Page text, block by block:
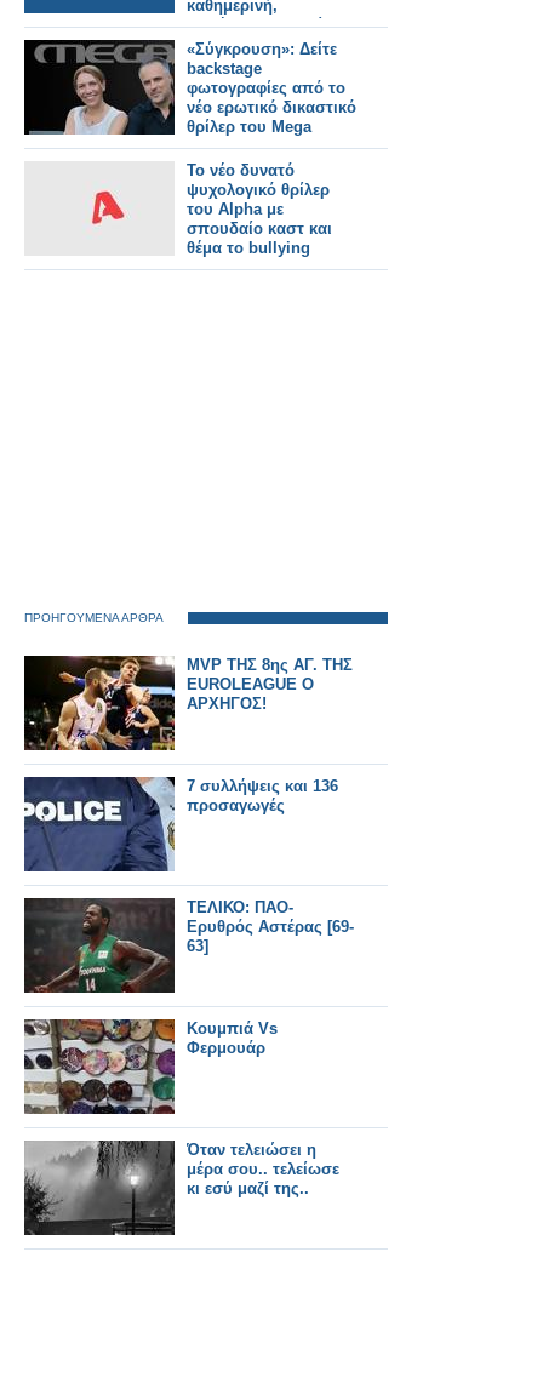
καθημερινή,
απλήρωτη εργασία
του φαρμακοποιού
«Σύγκρουση»: Δείτε
backstage
φωτογραφίες από το
νέο ερωτικό δικαστικό
θρίλερ του Mega
Το νέο δυνατό
ψυχολογικό θρίλερ
του Alpha με
σπουδαίο καστ και
θέμα το bullying
ΠΡΟΗΓΟΥΜΕΝΑ ΑΡΘΡΑ
MVP ΤΗΣ 8ης ΑΓ. ΤΗΣ
EUROLEAGUE Ο
ΑΡΧΗΓΟΣ!
7 συλλήψεις και 136
προσαγωγές
ΤΕΛΙΚΟ: ΠΑΟ-
Ερυθρός Αστέρας [69-
63]
Κουμπιά Vs
Φερμουάρ
Όταν τελειώσει η
μέρα σου.. τελείωσε
κι εσύ μαζί της..